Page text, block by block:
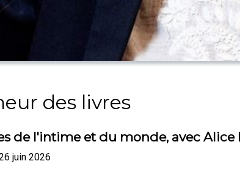
des livres
de l'intime et du monde, avec Alice
juin 2026